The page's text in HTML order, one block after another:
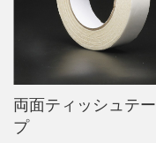
両面ティッシュテー
プ